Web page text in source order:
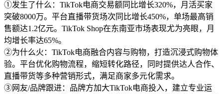
①发生了什么：TikTok电商交易额同比增长320%，月活买家
突破8000万。平台直播带货场次同比增长450%，单场最高销
售额达1.2亿元。TikTok Shop在东南亚市场表现尤为亮眼，月
均增长率达65%。
②为什么火：TikTok电商融合内容与购物，打造沉浸式购物体
验。平台优化购物流程，缩短转化路径，同时提供达人合作、
直播带货等多种营销形式，满足商家多元化需求。
③网友/品牌跟进：品牌方加大TikTok电商投入，建立专业运